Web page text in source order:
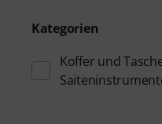
Kategorien
Koffer und